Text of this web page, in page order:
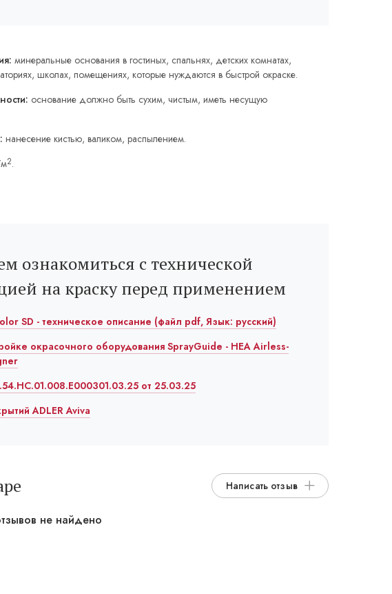
минеральные основания в гостиных, спальнях, детских комнатах,
школах, помещениях, которые нуждаются в быстрой окраске.
основание должно быть сухим, чистым, иметь несущую
нанесение кистью, валиком, распылением.
2.
ознакомиться с технической
на краску перед применением
SD - техническое описание (файл pdf, Язык: русский)
окрасочного оборудования SprayGuide - HEA Airless-
от 25.03.25
ADLER Aviva
Написать отзыв
не найдено